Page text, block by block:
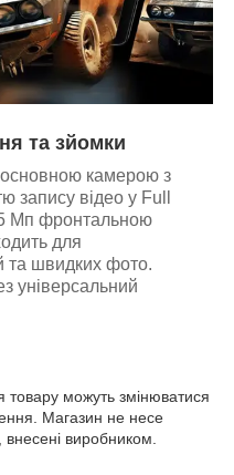
та зйомки
камерою з
запису відео у Full
Мп фронтальною
для
та швидких фото.
універсальний
товару можуть змінюватися
Магазин не несе
внесені виробником.